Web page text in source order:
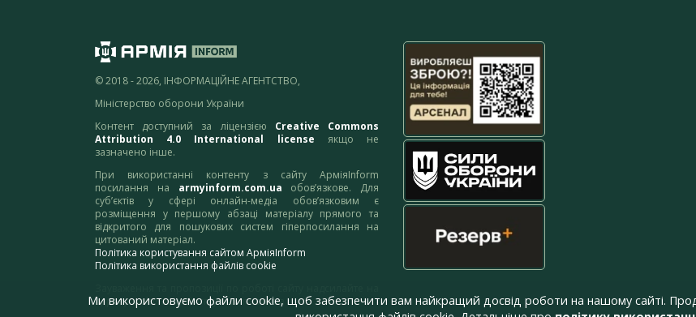
© 2018 - 2026, ІНФОРМАЦІЙНЕ АГЕНТСТВО,
Міністерство оборони України
Контент доступний за ліцензією Creative Commons
Attribution 4.0 International license якщо не
зазначено інше.
При використанні контенту з сайту АрміяInform
посилання на armyinform.com.ua обов’язкове. Для
суб’єктів у сфері онлайн-медіа обов’язковим є
розміщення у першому абзаці матеріалу прямого та
відкритого для пошукових систем гіперпосилання на
цитований матеріал.
Політика користування сайтом АрміяInform
Політика використання файлів cookie
адресу:webmaster@armyinform.com.ua
Ми використовуємо файли cookie, щоб забезпечити вам найкращий досвід роботи на нашому сайті.